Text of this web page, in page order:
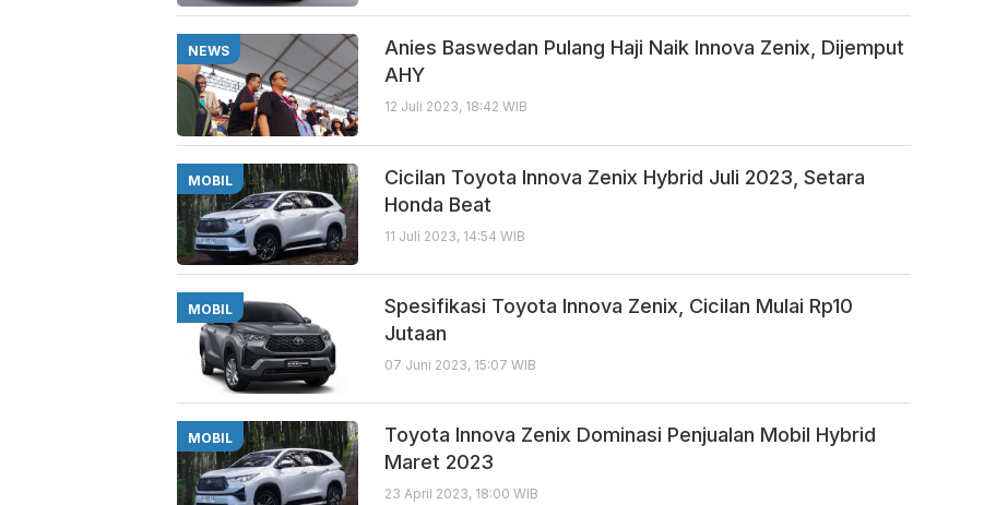
NEWS
Anies Baswedan Pulang Haji Naik Innova Zenix, Dijemput
AHY
12 Juli 2023, 18:42 WIB
MOBIL
Cicilan Toyota Innova Zenix Hybrid Juli 2023, Setara
Honda Beat
11 Juli 2023, 14:54 WIB
MOBIL
Spesifikasi Toyota Innova Zenix, Cicilan Mulai Rp10
Jutaan
07 Juni 2023, 15:07 WIB
MOBIL
Toyota Innova Zenix Dominasi Penjualan Mobil Hybrid
Maret 2023
23 April 2023, 18:00 WIB